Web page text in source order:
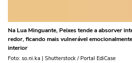
Na Lua Minguante, Peixes tende a absorver
redor, ficando mais vulnerável
interior
Foto: so.ni.ka | Shutterstock / Portal EdiCase